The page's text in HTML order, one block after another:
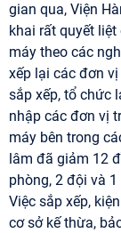
gian qua, Viện
khai rất quyết
máy theo các
xếp lại các đơn
sắp xếp, tổ chức
nhập các đơn vị
máy bên trong
lâm đã giảm 12
phòng, 2 đội và
Việc sắp xếp,
cơ sở kế thừa,